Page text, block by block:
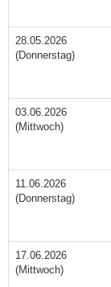
28.05.2026
(Donnerstag)
03.06.2026
(Mittwoch)
11.06.2026
(Donnerstag)
17.06.2026
(Mittwoch)